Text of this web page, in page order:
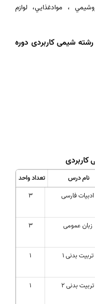
، موادغذايي، لوازم
شیمی کاربردی دوره
نام درس
تعداد واحد
ادبیات فارسی 3
زبان عمومی 3
تربیت بدنی 1 1
تربیت بدنی 2 1